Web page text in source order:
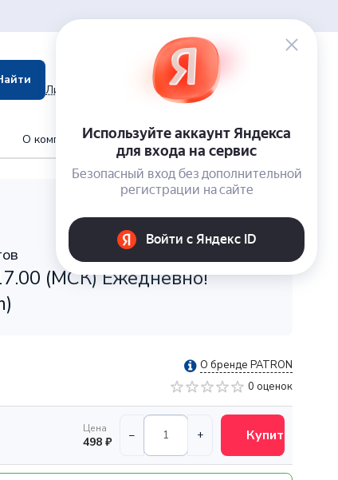
Личный кабинет Гараж
Корзина
0,00
О компании Запись в сервис
(МСК) Ежедневно!
О бренде PATRON
0 оценок
Цена
498 ₽ – + Купить